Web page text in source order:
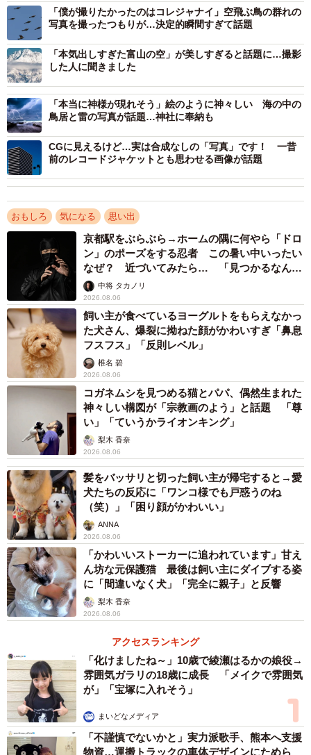
くなったそう。阿部さんa.k.a.留年生。さんは、「もしかし
たらクジラ雲と一緒にうちの子もいたのかもしれません
ね」と話し、ポポちゃんがクジラ雲に乗ってお空へ旅立っ
たのでは？と思いを馳せました。クジラ雲とともに悠々と
空を泳ぎ、天国へと飛び立つポポちゃんの姿も目に浮かび
ます。
2/2
14歳で天国へ旅立った愛犬・ポポちゃん（提供：阿部さんa.k.a.留年生。
さん）
「僕が撮りたかったのはコレジャナイ」空飛ぶ鳥の群れの
写真を撮ったつもりが…決定的瞬間すぎて話題
「本気出しすぎた富山の空」が美しすぎると話題に…撮影
した人に聞きました
「本当に神様が現れそう」絵のように神々しい 海の中の
鳥居と雷の写真が話題…神社に奉納も
CGに見えるけど…実は合成なしの「写真」です！ 一昔
前のレコードジャケットとも思わせる画像が話題
おもしろ 気になる 思い出
京都駅をぶらぶら→ホームの隅に何やら「ドロ
ン」のポーズをする忍者 この暑い中いったい
なぜ？ 近づいてみたら… 「見つかるなんて
未熟」中将 タカノリ
2026.08.06
飼い主が食べているヨーグルトをもらえなかっ
た犬さん、爆裂に拗ねた顔がかわいすぎ「鼻息
フスフス」「反則レベル」
椎名 碧
2026.08.06
コガネムシを見つめる猫とパパ、偶然生まれた
神々しい構図が「宗教画のよう」と話題 「尊
い」「ていうかライオンキング」
梨木 香奈
2026.08.06
髪をバッサリと切った飼い主が帰宅すると→愛
犬たちの反応に「ワンコ様でも戸惑うのね
（笑）」「困り顔がかわいい」
ANNA
2026.08.06
「かわいいストーカーに追われています」甘え
ん坊な元保護猫 最後は飼い主にダイブする姿
に「間違いなく犬」「完全に親子」と反響
梨木 香奈
2026.08.06
アクセスランキング
「化けましたね～」10歳で綾瀬はるかの娘役→
雰囲気ガラリの18歳に成長 「メイクで雰囲気
が」「宝塚に入れそう」
まいどなメディア
「不謹慎でないかと」実力派歌手、熊本へ支援
物資…運搬トラックの車体デザインにためら